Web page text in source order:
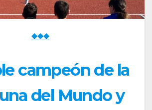
◆◆◆
campeón de la
del Mundo y